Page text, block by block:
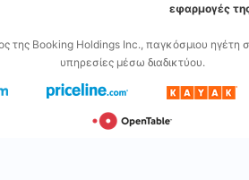
εφαρμογές
της Booking Holdings Inc., παγκόσμιου ηγέτη
υπηρεσίες μέσω διαδικτύου.